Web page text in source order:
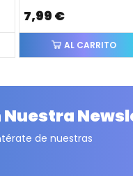
7,99 €
AL CARRITO
Nuestra
de nuestras